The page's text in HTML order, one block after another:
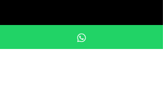
info@uprintargentina.com.ar